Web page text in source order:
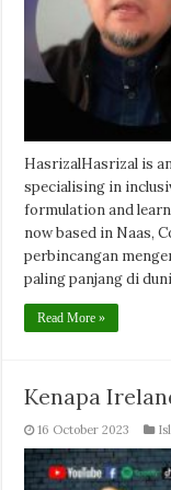
HasrizalHasrizal is
specialising in
formulation and
now based in Naas,
perbincangan
paling panjang di
Read More »
Kenapa
16 October 2023